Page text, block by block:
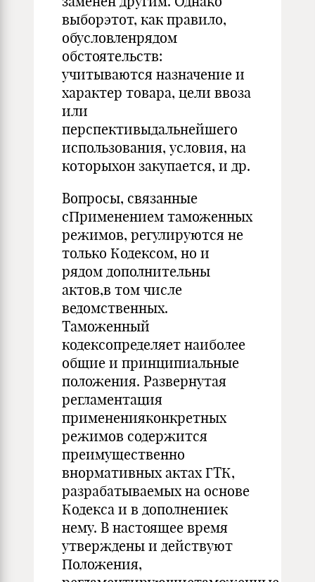
выборэтот, как правило,
обусловленрядом
обстоятельств:
учитываются назначение и
характер товара, цели ввоза
или
перспективыдальнейшего
использования, условия, на
которыхон закупается, и др.
Вопросы, связанные
сПрименением таможенных
режимов, регулируются не
только Кодексом, но и
рядом дополнительны
актов,в том числе
ведомственных.
Таможенный
кодексопределяет наиболее
общие и принципиальные
положения. Развернутая
регламентация
примененияконкретных
режимов содержится
преимущественно
внормативных актах ГТК,
разрабатываемых на основе
Кодекса и в дополнениек
нему. В настоящее время
утверждены и действуют
Положения,